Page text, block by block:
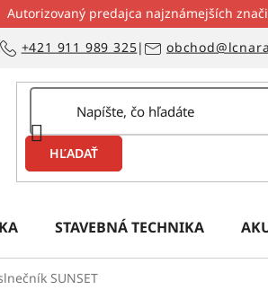
Autorizovaný predajca najznámejších
+421 911 989 325|
HĽADAŤ
STAVEBNÁ TECHNIKA
SUNSET